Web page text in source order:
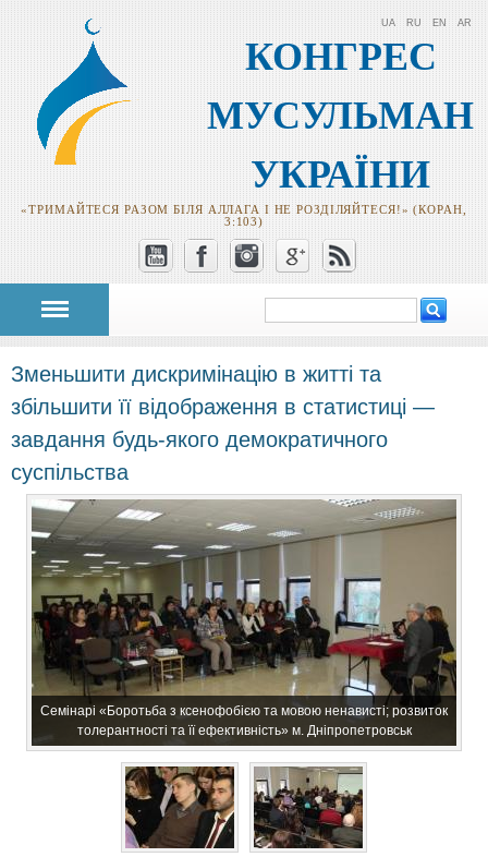
КОНГРЕС
МУСУЛЬМАН
УКРАЇНИ
«ТРИМАЙТЕСЯ РАЗОМ БІЛЯ АЛЛАГА І НЕ РОЗДІЛЯЙТЕСЯ!» (КОРАН,
3:103)
UA RU EN AR
Пошукова
форма
Зменьшити дискримінацію в житті та
збільшити її відображення в статистиці —
завдання будь-якого демократичного
суспільства
Семінарі «Боротьба з ксенофобією та мовою ненависті; розвиток
толерантності та її ефективність» м. Дніпропетровськ